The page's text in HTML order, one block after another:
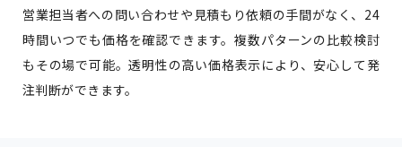
営業担当者への問い合わせや見積もり依頼の手間がなく、24
時間いつでも価格を確認できます。複数パターンの比較検討
もその場で可能。透明性の高い価格表示により、安心して発
注判断ができます。